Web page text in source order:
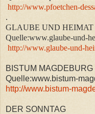
http://www.pfoetchen-
.
GLAUBE UND HEIMAT
Quelle:www.glaube-und-
http://www.glaube-und-
BISTUM MAGDEBURG
Quelle:www.bistum-
http://www.bistum-
DER SONNTAG